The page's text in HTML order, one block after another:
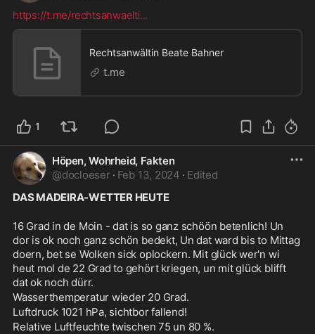
https://t.me/rechtsanwaelti...
Rechtsanwältin Beate Bahner
t.me
1
Höpen, Wohrheid, Fakten
@docloeser · Feb 13, 2024 · Edited
DAS MADEIRA-WETTER HEUTE
16 Grad in de Moin - dat is so ganz schöön betenlich! Un
dor is ok noch ganz schön bedekt, Un dat ward bis to Mittag
doern, bet se Wolken sick oplockern. Mit glück wer'n wi
heut mol de 22 Grad to gehört kriegen, un mit glück blifft
dat ok noch dürr.
Wasserthemperatur wieder 20 Grad.
Luftdruck 1021 hPa, sichtbor fallend!
Relative Luftfeuchte twischen 75 un 80 %.